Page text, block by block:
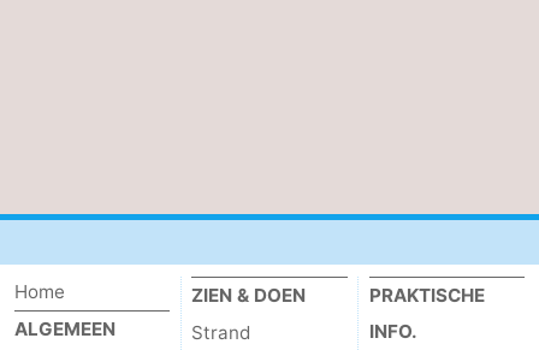
Home
ALGEMEEN
ZIEN & DOEN
Strand
PRAKTISCHE
INFO.